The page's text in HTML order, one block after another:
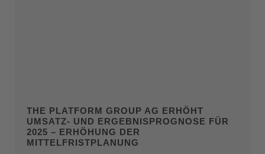
THE PLATFORM GROUP AG ERHÖHT
UMSATZ- UND ERGEBNISPROGNOSE FÜR
2025 – ERHÖHUNG DER
MITTELFRISTPLANUNG